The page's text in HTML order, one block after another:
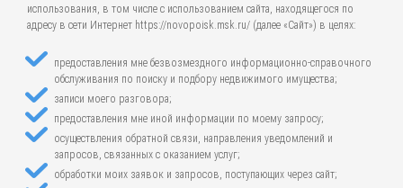
использования, в том числе с использованием сайта, находящегося по
адресу в сети Интернет https://novopoisk.msk.ru/ (далее «Сайт») в целях:
предоставления мне безвозмездного информационно-справочного
обслуживания по поиску и подбору недвижимого имущества;
записи моего разговора;
предоставления мне иной информации по моему запросу;
осуществления обратной связи, направления уведомлений и
запросов, связанных с оказанием услуг;
обработки моих заявок и запросов, поступающих через сайт;